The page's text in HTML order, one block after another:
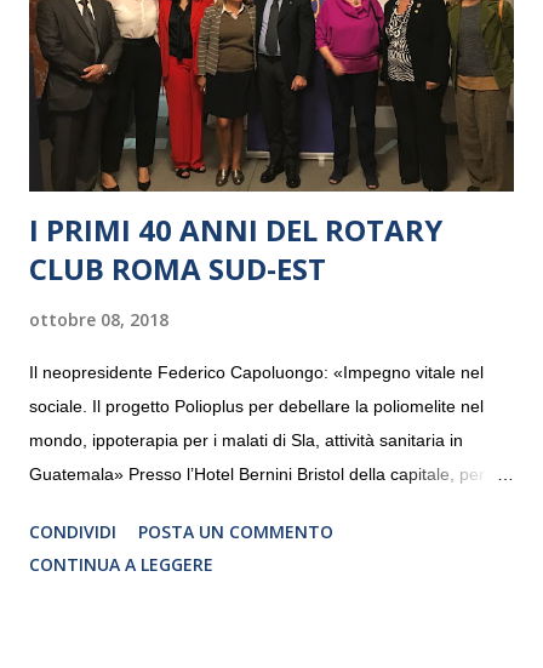
I PRIMI 40 ANNI DEL ROTARY
CLUB ROMA SUD-EST
ottobre 08, 2018
Il neopresidente Federico Capoluongo: «Impegno vitale nel
sociale. Il progetto Polioplus per debellare la poliomelite nel
mondo, ippoterapia per i malati di Sla, attività sanitaria in
Guatemala» Presso l’Hotel Bernini Bristol della capitale, per la
programmazione del Rotary Club Roma Sud-Est che festeggia
i quaranta anni di attività. Un’occasione per raccontare al
CONDIVIDI
POSTA UN COMMENTO
CONTINUA A LEGGERE